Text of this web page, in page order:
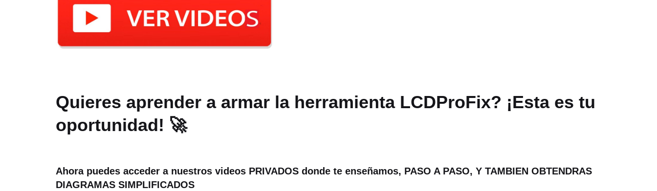
Quieres aprender a armar la herramienta LCDProFix? ¡Esta es tu
oportunidad! 🚀
Ahora puedes acceder a nuestros videos PRIVADOS donde te enseñamos, PASO A PASO, Y TAMBIEN OBTENDRAS
DIAGRAMAS SIMPLIFICADOS